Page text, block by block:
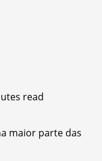
read
maior parte das